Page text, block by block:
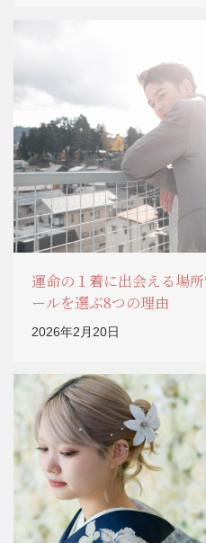
運命の１着に出会える場
ールを選ぶ8つの理由
2026年2月20日